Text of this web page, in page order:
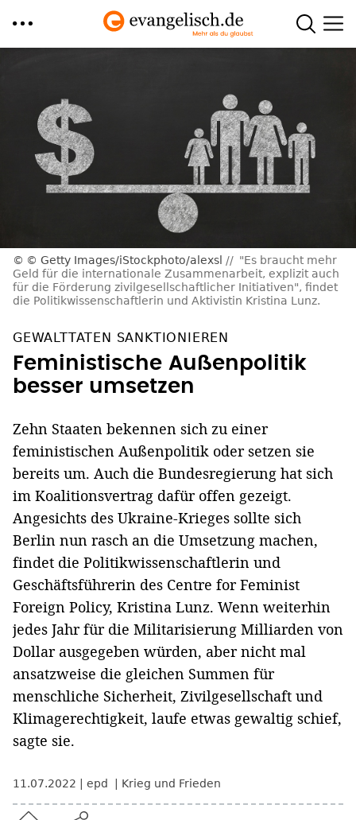
© Getty Images/iStockphoto/alexsl
"Es braucht mehr
Geld für die internationale Zusammenarbeit, explizit auch
für die Förderung zivilgesellschaftlicher Initiativen", findet
die Politikwissenschaftlerin und Aktivistin Kristina Lunz.
GEWALTTATEN SANKTIONIEREN
Feministische Außenpolitik
besser umsetzen
Zehn Staaten bekennen sich zu einer
feministischen Außenpolitik oder setzen sie
bereits um. Auch die Bundesregierung hat sich
im Koalitionsvertrag dafür offen gezeigt.
Angesichts des Ukraine-Krieges sollte sich
Berlin nun rasch an die Umsetzung machen,
findet die Politikwissenschaftlerin und
Geschäftsführerin des Centre for Feminist
Foreign Policy, Kristina Lunz. Wenn weiterhin
jedes Jahr für die Militarisierung Milliarden von
Dollar ausgegeben würden, aber nicht mal
ansatzweise die gleichen Summen für
menschliche Sicherheit, Zivilgesellschaft und
Klimagerechtigkeit, laufe etwas gewaltig schief,
sagte sie.
11.07.2022 epd Krieg und Frieden